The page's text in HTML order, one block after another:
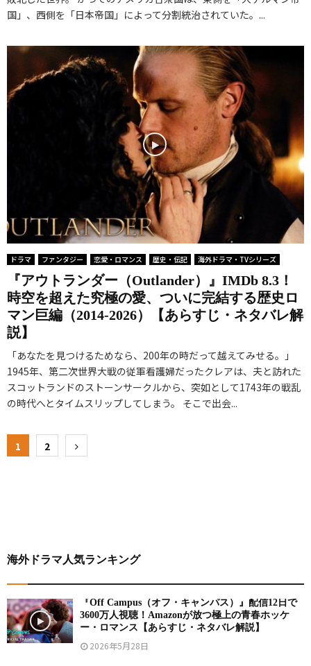
国」、西側を「日本帝国」によって分割統治されていた。...
ドラマ ファンタジー 恋愛・ロマンス 歴史・伝記 海外ドラマ・TVシリーズ
『アウトランダー（Outlander）』IMDb 8.3！
時空を超えた究極の愛、ついに完結する歴史ロ
マン巨編（2014-2026）【あらすじ・ネタバレ解
説】
「あなたを見つけるためなら、200年の時だって越えてみせる。」
1945年、第二次世界大戦の従軍看護婦だったクレアは、夫と訪れた
スコットランドのストーンサークルから、突如として1743年の戦乱
の時代へとタイムスリップしてしまう。 そこで出会...
投
ジ
送
り
1 2
海外ドラマ人気ランキング
『Off Campus（オフ・キャンパス）』配信12日で
3600万人視聴！Amazonが放つ極上の青春ホッケ
ー・ロマンス【あらすじ・ネタバレ解説】
2026年5月28日